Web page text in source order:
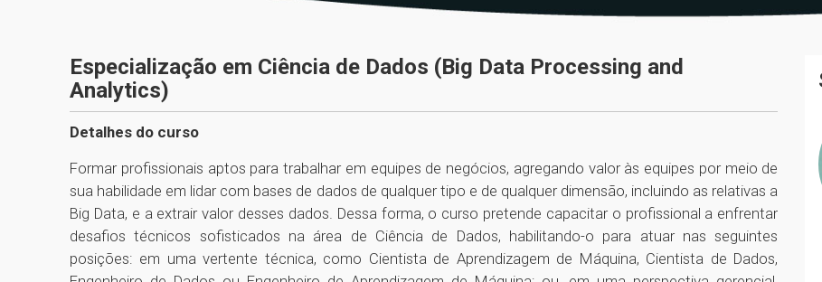
Especialização em Ciência de Dados (Big Data Processing and
Analytics)
Detalhes do curso
Formar profissionais aptos para trabalhar em equipes de negócios, agregando valor às equipes por meio de
sua habilidade em lidar com bases de dados de qualquer tipo e de qualquer dimensão, incluindo as relativas a
Big Data, e a extrair valor desses dados. Dessa forma, o curso pretende capacitar o profissional a enfrentar
desafios técnicos sofisticados na área de Ciência de Dados, habilitando-o para atuar nas seguintes
posições: em uma vertente técnica, como Cientista de Aprendizagem de Máquina, Cientista de Dados,